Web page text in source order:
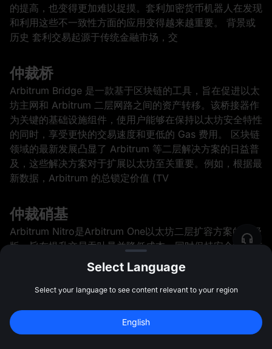
的提高，也变得更加难以捉摸。套利加密货币机器人在发现
和利用这些不一致性方面的应用变得越来越重要。 背景或
历史 套利交易起源于传统金融市场，交
仲裁桥
Arbitrum Bridge 是一款基于区块链的工具，旨在促进以太
坊主网和 Arbitrum 二层网路之间的资产转移。该桥接器作
为关键的基础设施组件，使用户能够在保持以太坊安全特性
的同时，享受更快的交易速度和更低的 Gas 费用。 区块链
领域的最新发展凸显了 Arbitrum 等二层解决方案的日益普
及，这些解决方案对于扩展以太坊至关重要。例如，根据最
新数据，Arbitrum 的总锁定价值 (TV
仲裁硝基
Arbitrum Nitro是Arbitrum One以太坊二层扩容方案的升级
版，旨在提升交易吞吐量并降低成本，同时保持安全性和与
以太坊的兼容性。 自发布以来，Arbitrum Nitro对以太坊的
扩容格局产生了显著影响。例如，升级后，Arbitrum的日
交易量激增，充分展现了其增强的处理能力。鉴于以太坊持
段，此次升级至关重要。 历史背景与发展
10,000 USDT 奖励
Select Language
Select your language to see content relevant to your region
English